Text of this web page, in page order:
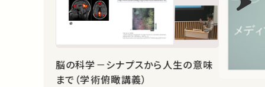
脳の科学－シナプスから人生の意味
まで（学術俯瞰講義）